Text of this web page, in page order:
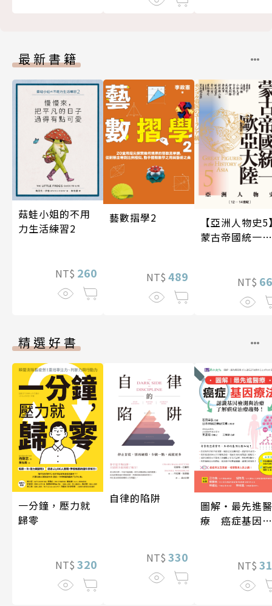
最新書籍
菇蛙小姐的不用
力生活練習2
NT$ 260
藝數摺學2
NT$ 489
【亞洲人物史5
蒙古帝國統一歐
NT$
精選好書
一分鐘，壓力就
歸零
NT$ 320
自律的陷阱
NT$ 330
圖解‧最先進醫
療 癌症基因療
NT$